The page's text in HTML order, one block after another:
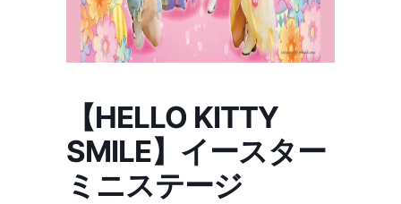
【HELLO KITTY
SMILE】イースター
ミニステージ